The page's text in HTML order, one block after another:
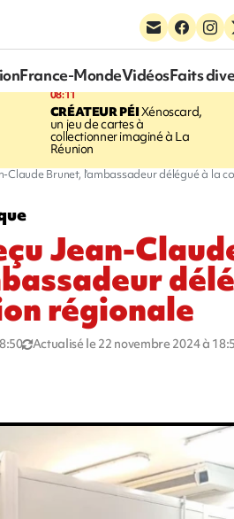
France-MondeVidéosFaits
08:11
CRÉATEUR PÉIXénoscard,
un jeu de cartes à
collectionner imaginé à La
Réunion
Claude Brunet, l'ambassadeur délégué à la
Jean-
régionale
Actualisé le 22 novembre 2024 à